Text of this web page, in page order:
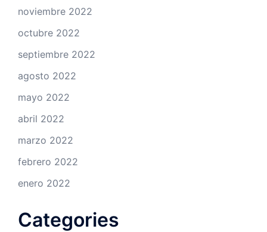
noviembre 2022
octubre 2022
septiembre 2022
agosto 2022
mayo 2022
abril 2022
marzo 2022
febrero 2022
enero 2022
Categories